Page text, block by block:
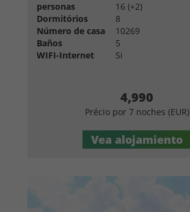
personas
16 (+2)
Dormitórios
8
Número de casa
10269
Baños
5
WIFI-Internet
Si
4,990
Précio por 7 noches (EUR)
Vea alojamiento